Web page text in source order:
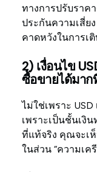
ทางการปรับราค
ประกันความเสี่ย
คาดหวังในการเ
2) เงื่อนไข
ซื้อขายได้มาก
ไม่ใช่เพราะ
เพราะเป็นชั้นเงิ
ที่แท้จริง คุณจะเ
ในส่วน “ความเ